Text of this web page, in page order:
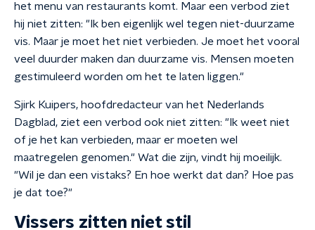
het menu van restaurants komt. Maar een verbod ziet
hij niet zitten: "Ik ben eigenlijk wel tegen niet-duurzame
vis. Maar je moet het niet verbieden. Je moet het vooral
veel duurder maken dan duurzame vis. Mensen moeten
gestimuleerd worden om het te laten liggen."
Sjirk Kuipers, hoofdredacteur van het Nederlands
Dagblad, ziet een verbod ook niet zitten: "Ik weet niet
of je het kan verbieden, maar er moeten wel
maatregelen genomen." Wat die zijn, vindt hij moeilijk.
"Wil je dan een vistaks? En hoe werkt dat dan? Hoe pas
je dat toe?"
Vissers zitten niet stil